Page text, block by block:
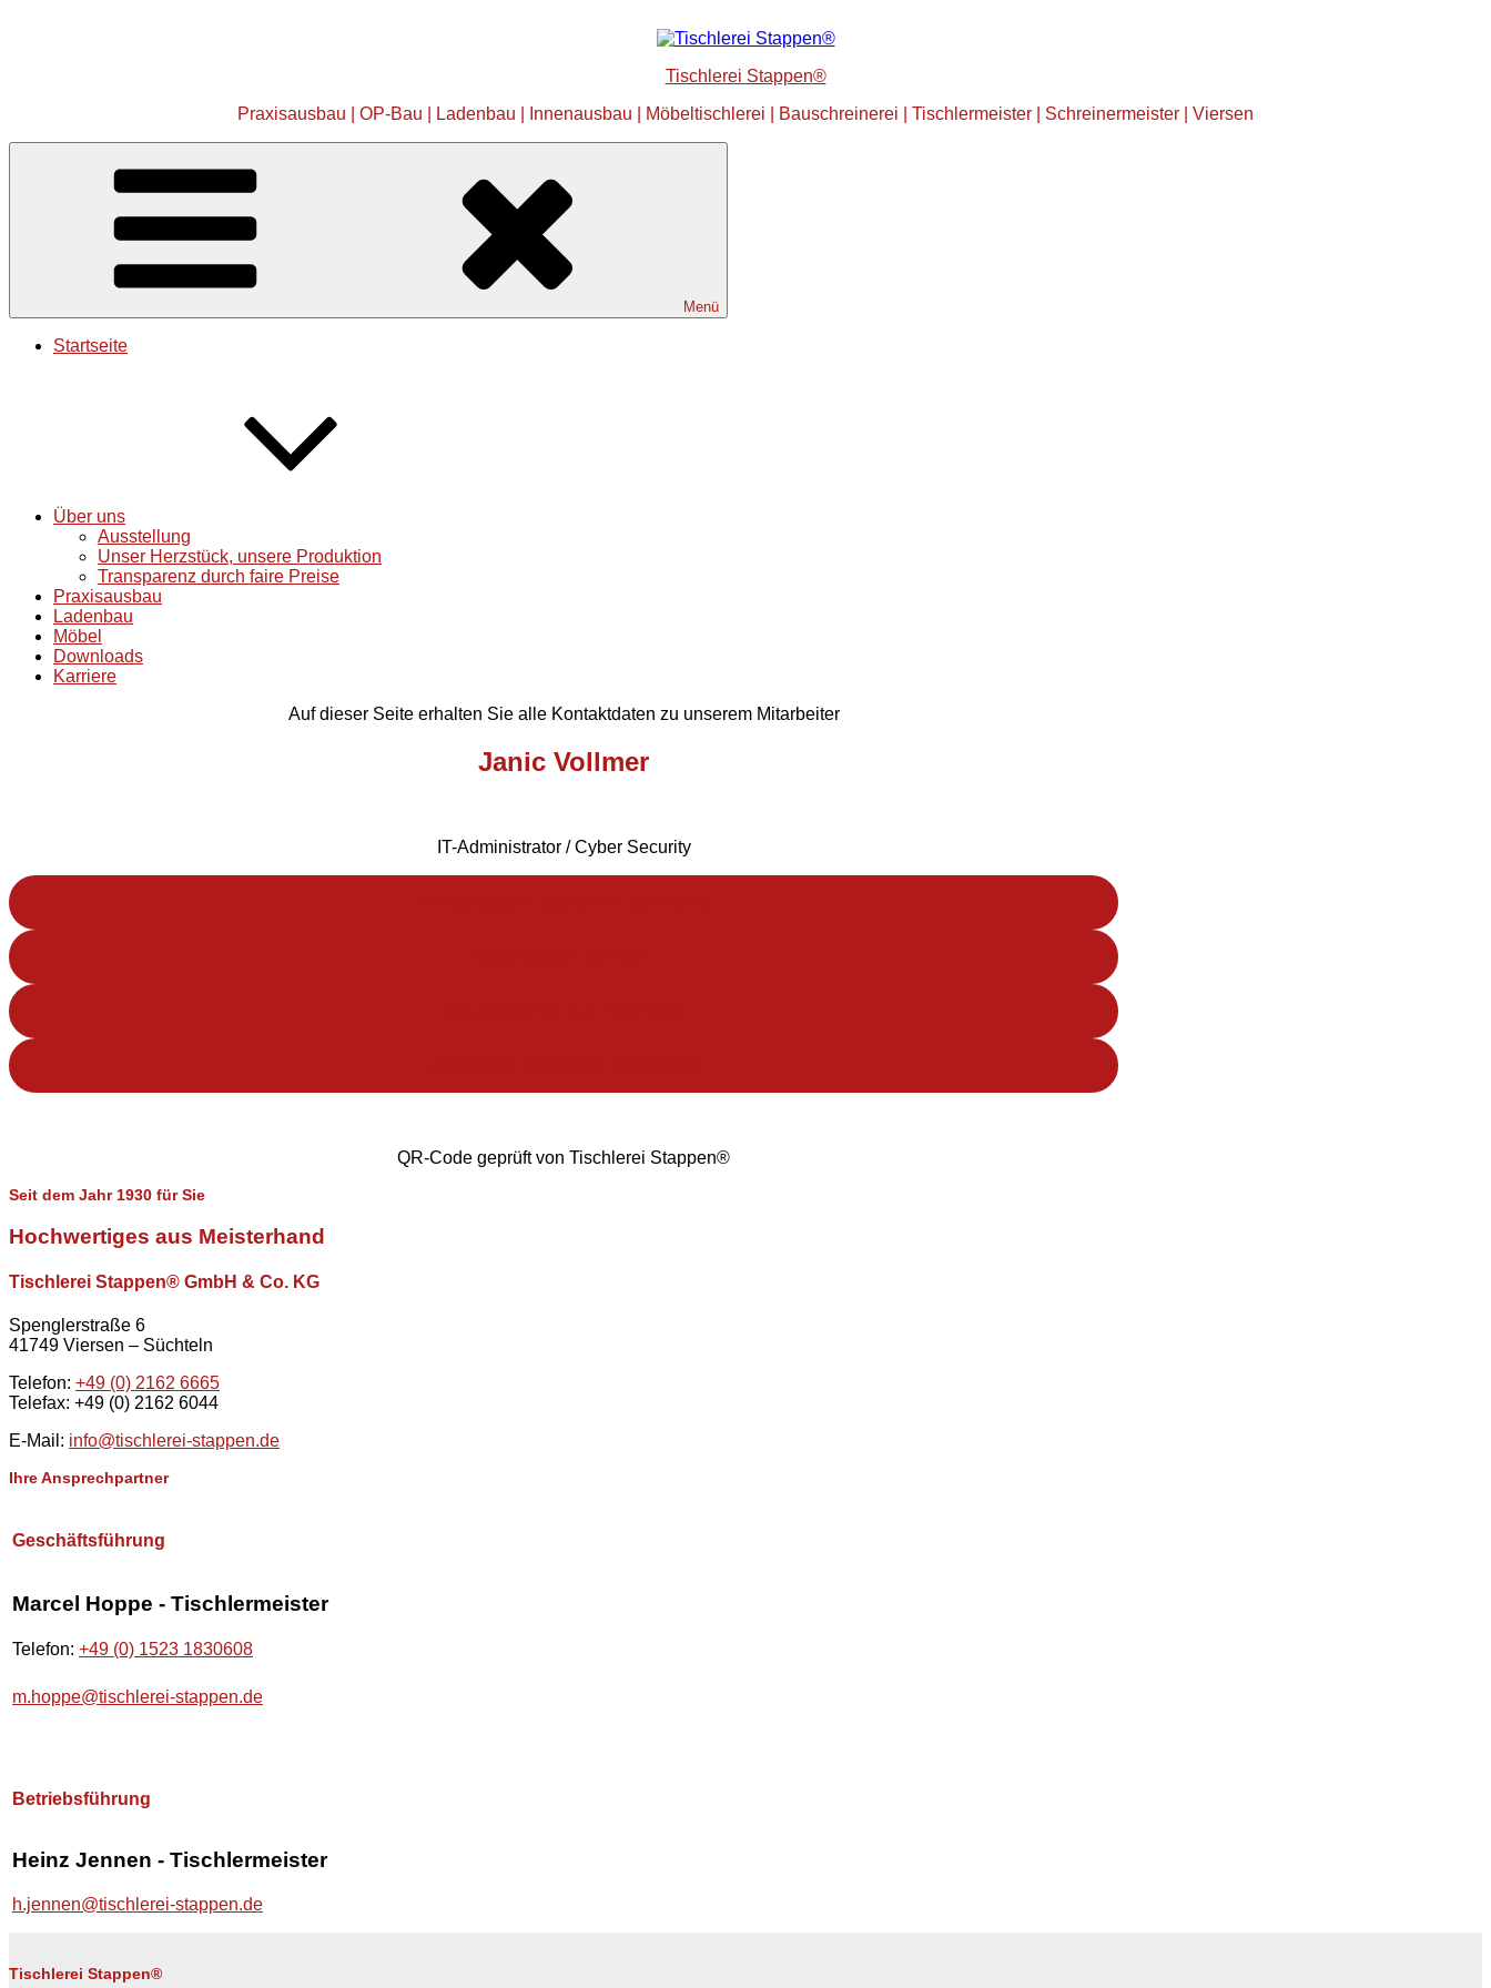
Tischlerei Stappen®
Praxisausbau | OP-Bau | Ladenbau | Innenausbau | Möbeltischlerei | Bauschreinerei | Tischlermeister | Schreinermeister | Viersen
Menü
Startseite
Über uns
Ausstellung
Unser Herzstück, unsere Produktion
Transparenz durch faire Preise
Praxisausbau
Ladenbau
Möbel
Downloads
Karriere
Auf dieser Seite erhalten Sie alle Kontaktdaten zu unserem Mitarbeiter
Janic Vollmer
IT-Administrator / Cyber Security
QR-Code geprüft von Tischlerei Stappen®
Seit dem Jahr 1930 für Sie
Hochwertiges aus Meisterhand
Tischlerei Stappen® GmbH & Co. KG
Spenglerstraße 6
41749 Viersen – Süchteln
Telefon: +49 (0) 2162 6665
Telefax: +49 (0) 2162 6044
E-Mail: info@tischlerei-stappen.de
Ihre Ansprechpartner
Geschäftsführung
Marcel Hoppe - Tischlermeister
Telefon: +49 (0) 1523 1830608
m.hoppe@tischlerei-stappen.de
Betriebsführung
Heinz Jennen - Tischlermeister
h.jennen@tischlerei-stappen.de
Tischlerei Stappen®